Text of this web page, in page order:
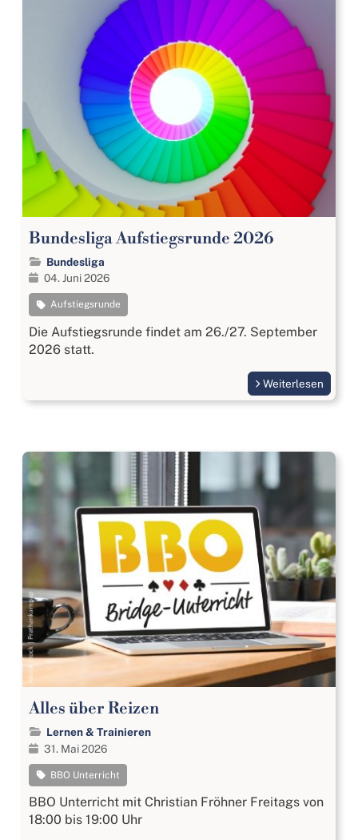
Bundesliga Aufstiegsrunde 2026
Bundesliga
04. Juni 2026
Aufstiegsrunde
Die Aufstiegsrunde findet am 26./27. September
2026 statt.
Weiterlesen
Alles über Reizen
Lernen & Trainieren
31. Mai 2026
BBO Unterricht
BBO Unterricht mit Christian Fröhner Freitags von
18:00 bis 19:00 Uhr